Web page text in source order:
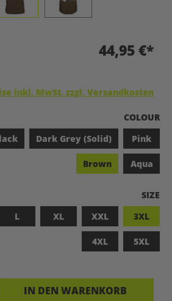
44,95 €*
inkl. MwSt. zzgl. Versandkosten
COLOUR
Dark Grey (Solid) Pink
Brown Aqua
SIZE
L XL XXL 3XL
4XL 5XL
GIB DEN
IN DEN WARENKORB